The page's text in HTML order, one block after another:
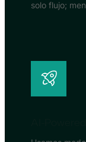
solo flujo;